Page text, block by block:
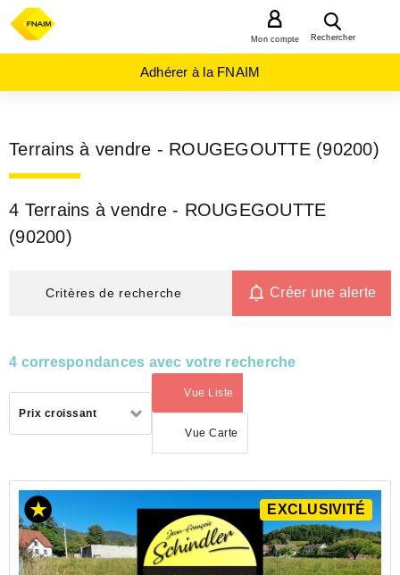
Rechercher
Mon compte
Adhérer à la FNAIM
Terrains à vendre - ROUGEGOUTTE (90200)
4 Terrains à vendre - ROUGEGOUTTE
(90200)
Critères de recherche Créer une alerte
4 correspondances avec votre recherche
Prix croissant
Vue Liste
(activé)
Vue Carte
ACHAT
TERRAIN
BOURGOGNE-
FRANCHE-
COMTÉ
EXCLUSIVITÉ